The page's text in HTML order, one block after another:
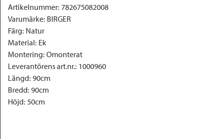
Artikelnummer: 782675082008
Varumärke: BIRGER
Färg: Natur
Material: Ek
Montering: Omonterat
Leverantörens art.nr.: 1000960
Längd: 90cm
Bredd: 90cm
Höjd: 50cm